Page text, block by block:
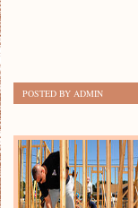
POSTED BY ADMIN